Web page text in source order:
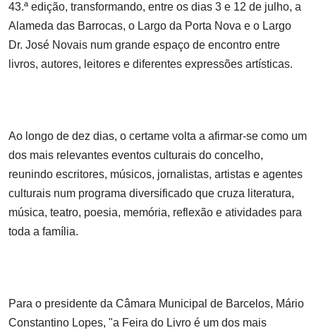
43.ª edição, transformando, entre os dias 3 e 12 de julho, a
Alameda das Barrocas, o Largo da Porta Nova e o Largo
Dr. José Novais num grande espaço de encontro entre
livros, autores, leitores e diferentes expressões artísticas.
Ao longo de dez dias, o certame volta a afirmar-se como um
dos mais relevantes eventos culturais do concelho,
reunindo escritores, músicos, jornalistas, artistas e agentes
culturais num programa diversificado que cruza literatura,
música, teatro, poesia, memória, reflexão e atividades para
toda a família.
Para o presidente da Câmara Municipal de Barcelos, Mário
Constantino Lopes, "a Feira do Livro é um dos mais